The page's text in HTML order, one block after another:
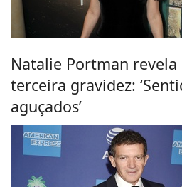
Natalie Portman
terceira gravidez:
aguçados’